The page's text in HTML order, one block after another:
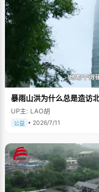
暴雨山洪为什么总是造访北
UP主: LAO胡
公益 • 2026/7/11